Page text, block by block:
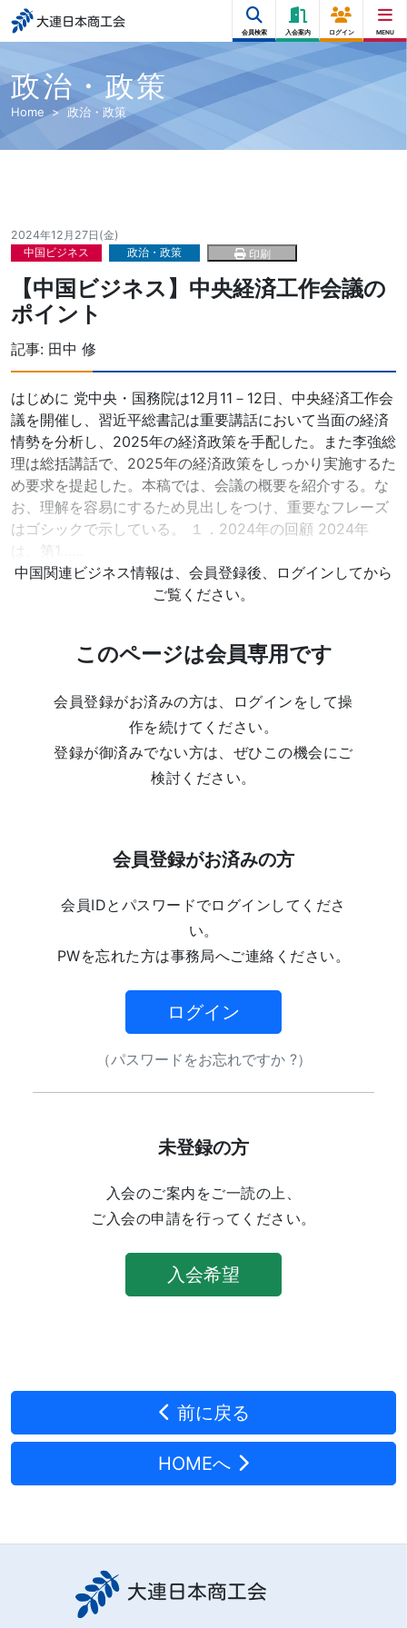
大連日本商工会
会員検索 入会案内 ログイン MENU
政治・政策
Home 政治・政策
2024年12月27日(金)
中国ビジネス
政治・政策 印刷
【中国ビジネス】中央経済工作会議の
ポイント
記事: 田中 修
はじめに 党中央・国務院は12月11－12日、中央経済工作会
議を開催し、習近平総書記は重要講話において当面の経済
情勢を分析し、2025年の経済政策を手配した。また李強総
理は総括講話で、2025年の経済政策をしっかり実施するた
め要求を提起した。本稿では、会議の概要を紹介する。な
お、理解を容易にするため見出しをつけ、重要なフレーズ
はゴシックで示している。 １．2024年の回顧 2024年
は、第1……
中国関連ビジネス情報は、会員登録後、ログインしてから
ご覧ください。
このページは会員専用です
会員登録がお済みの方は、ログインをして操
作を続けてください。
登録が御済みでない方は、ぜひこの機会にご
検討ください。
会員登録がお済みの方
会員IDとパスワードでログインしてくださ
い。
PWを忘れた方は事務局へご連絡ください。
ログイン
（パスワードをお忘れですか ?）
未登録の方
入会のご案内をご一読の上、
ご入会の申請を行ってください。
入会希望
前に戻る
HOMEへ
大連日本商工会